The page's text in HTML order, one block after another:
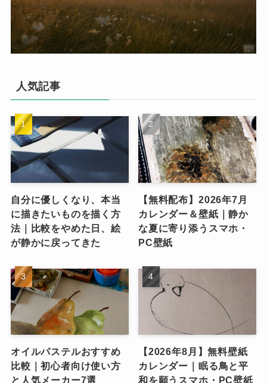
人気記事
自分に優しくなり、本当
に描きたいものを描く方
法｜比較をやめた日、絵
が静かに戻ってきた
【無料配布】2026年7月
カレンダー＆壁紙｜静か
な夏に寄り添うスマホ・
PC壁紙
オイルパステルおすすめ
比較｜初心者向け使い方
と人気メーカー7選
【2026年8月】無料壁紙
カレンダー｜眠る鳥と平
和を願うスマホ・PC壁紙